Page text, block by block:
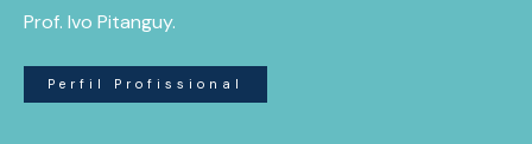
Prof. Ivo Pitanguy.
Perfil Profissional